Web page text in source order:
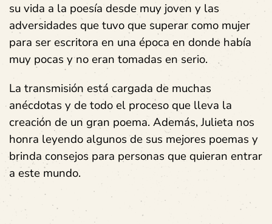
su vida a la poesía desde muy joven y las
adversidades que tuvo que superar como mujer
para ser escritora en una época en donde había
muy pocas y no eran tomadas en serio.
La transmisión está cargada de muchas
anécdotas y de todo el proceso que lleva la
creación de un gran poema. Además, Julieta nos
honra leyendo algunos de sus mejores poemas y
brinda consejos para personas que quieran entrar
a este mundo.